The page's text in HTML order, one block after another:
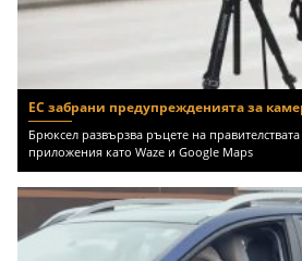
ЕС забрани предупрежденията за
Брюксел развързва ръцете на
приложения като Waze и Google Maps